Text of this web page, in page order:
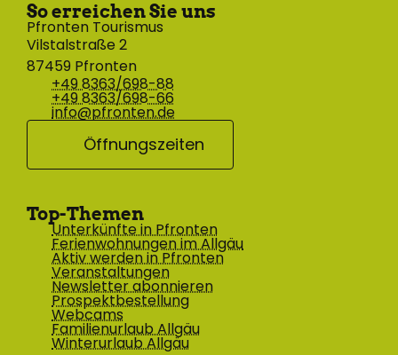
So erreichen Sie uns
Pfronten Tourismus
Vilstalstraße 2
87459 Pfronten
+49 8363/698-88
+49 8363/698-66
info@pfronten.de
Öffnungszeiten
Top-Themen
Unterkünfte in Pfronten
Ferienwohnungen im Allgäu
Aktiv werden in Pfronten
Veranstaltungen
Newsletter abonnieren
Prospektbestellung
Webcams
Familienurlaub Allgäu
Winterurlaub Allgäu